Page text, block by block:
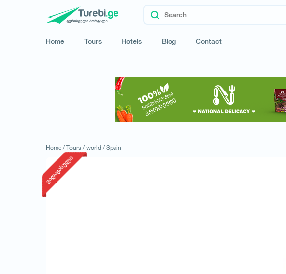
Home Tours Hotels Blog Contact
Home / Tours / world / Spain
ვადაგასული